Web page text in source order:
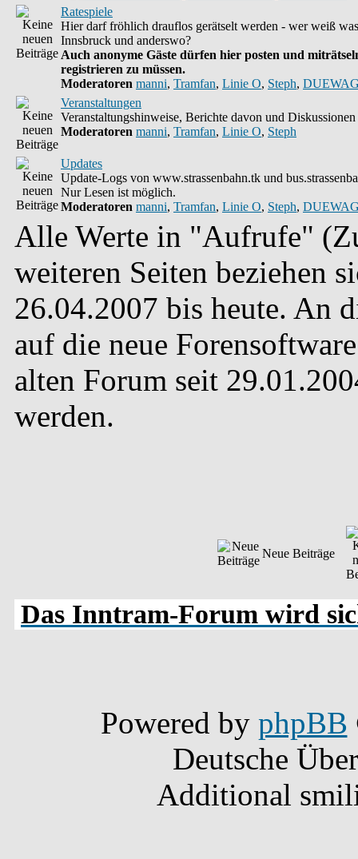
Ratespiele
Hier darf fröhlich drauflos gerätselt werden - wer weiß
Innsbruck und anderswo?
Auch anonyme Gäste dürfen hier posten und
registrieren zu müssen.
Moderatoren manni, Tramfan, Linie O, Steph,
Veranstaltungen
Veranstaltungshinweise, Berichte davon und Diskussionen
Moderatoren manni, Tramfan, Linie O, Steph
Updates
Update-Logs von www.strassenbahn.tk und
Nur Lesen ist möglich.
Moderatoren manni, Tramfan, Linie O, Steph,
Alle Werte in "Aufrufe"
weiteren Seiten beziehen
26.04.2007 bis heute. An
auf die neue
alten Forum seit
werden.
Neue Beiträge
Das Inntram-Forum wird
Powered by phpBB
Deutsche
Additional